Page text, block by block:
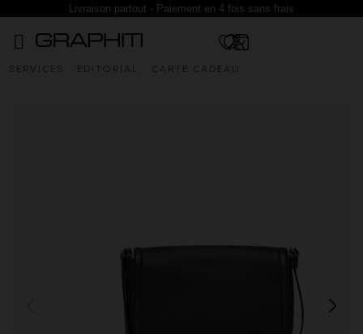
Livraison partout - Paiement en 4 fois sans frais
SERVICES EDITORIAL CARTE CADEAU